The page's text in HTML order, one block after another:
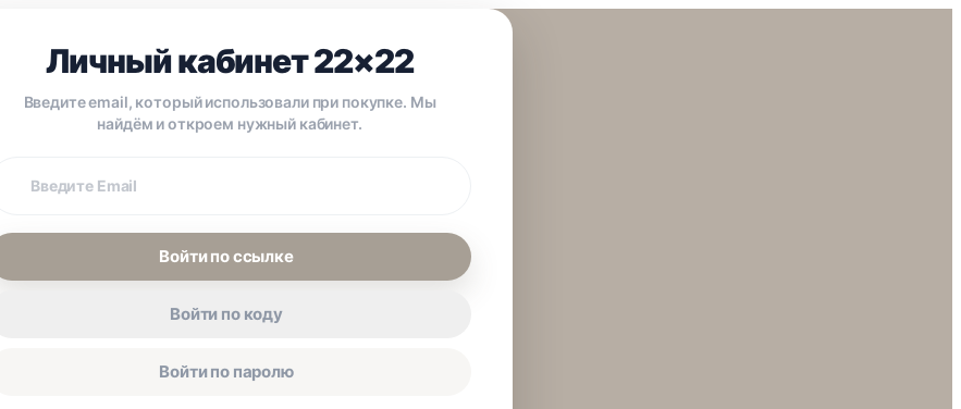
Личный кабинет 22×22
Введите email, который использовали при покупке. Мы
найдём и откроем нужный кабинет.
покупки
Войти по ссылке
Войти по коду
Войти по паролю